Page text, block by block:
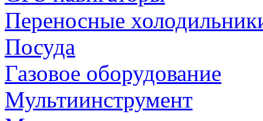
Переносные
Посуда
Газовое оборудование
Мультиинструмент